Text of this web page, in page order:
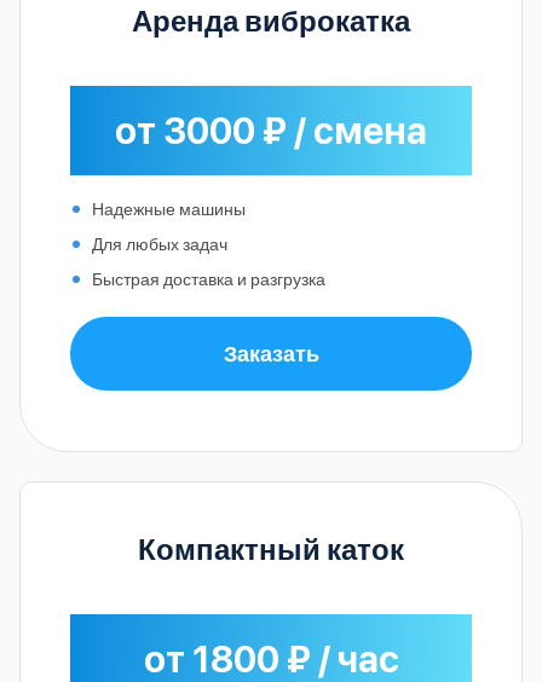
Аренда виброкатка
от 3000 ₽ / смена
Надежные машины
Для любых задач
Быстрая доставка и разгрузка
Заказать
Компактный каток
от 1800 ₽ / час